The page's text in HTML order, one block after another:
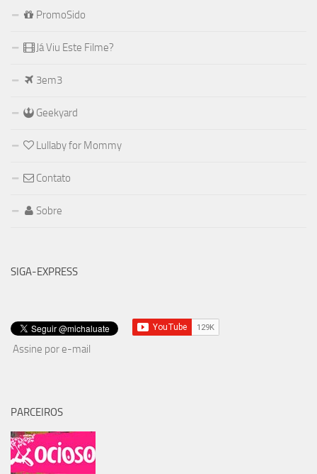
PromoSido
Já Viu Este Filme?
3em3
Geekyard
Lullaby for Mommy
Contato
Sobre
SIGA-EXPRESS
Assine por e-mail
PARCEIROS